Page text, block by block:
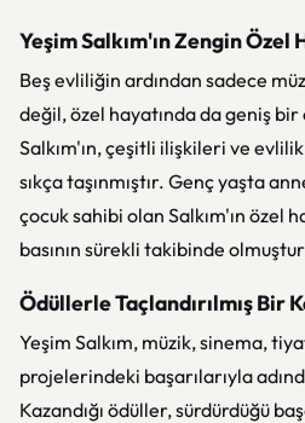
Yeşim Salkım'ın Zengin Özel
Beş evliliğin ardından sadece
değil, özel hayatında da geniş
Salkım'ın, çeşitli ilişkileri ve
sıkça taşınmıştır. Genç yaşta
çocuk sahibi olan Salkım'ın özel
basının sürekli takibinde
Ödüllerle Taçlandırılmış Bir
Yeşim Salkım, müzik, sinema,
projelerindeki başarılarıyla
Kazandığı ödüller, sürdürdüğü